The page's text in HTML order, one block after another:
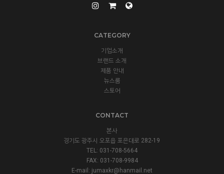
CATEGORY
기업소개
브랜드 소개
제품 안내
뉴스룸
스토어
CONTACT
본사
경기도 광주시 오포읍 포은대로 282-19
TEL: 031-708-5664
FAX: 031-708-9984
E-mail: jumaxkr@hanmail.net